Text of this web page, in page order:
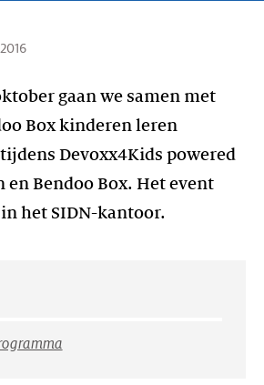
gaan we samen met
Box kinderen leren
Devoxx4Kids powered
en Bendoo Box. Het event
het SIDN-kantoor.